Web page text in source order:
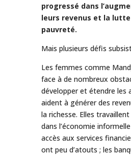
progressé dans
leurs revenus et la
pauvreté.
Mais plusieurs défis
Les femmes comme
face à de nombreux
développer et étendre les
aident à générer des
la richesse. Elles
dans l’économie
accès aux services
ont peu d’atouts ; les